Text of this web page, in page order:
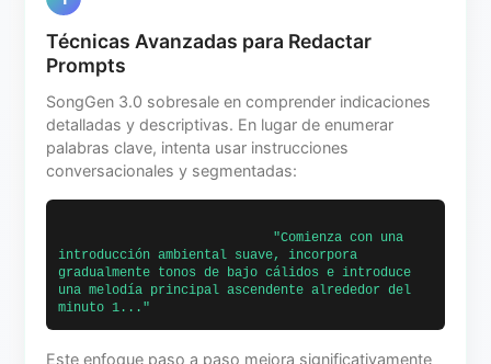
Técnicas Avanzadas para Redactar
Prompts
SongGen 3.0 sobresale en comprender indicaciones
detalladas y descriptivas. En lugar de enumerar
palabras clave, intenta usar instrucciones
conversacionales y segmentadas:
introducción ambiental suave, incorpora
gradualmente tonos de bajo cálidos e introduce
una melodía principal ascendente alrededor del
minuto 1..."
Este enfoque paso a paso mejora significativamente